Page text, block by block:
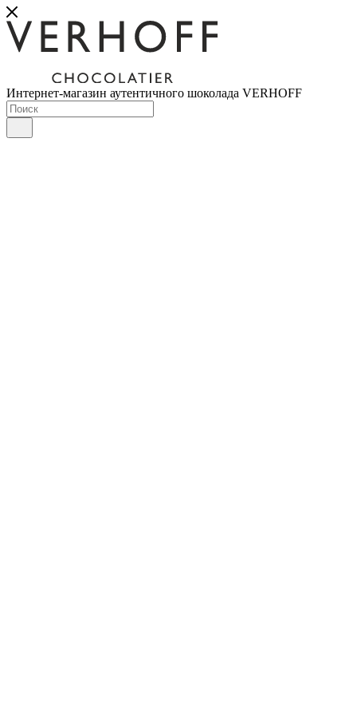
Интернет-магазин аутентичного шоколада VERHOFF